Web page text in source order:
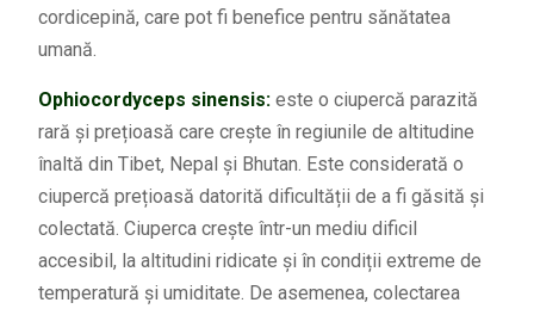
cordicepină, care pot fi benefice pentru sănătatea
umană.
Ophiocordyceps sinensis: este o ciupercă parazită
rară și prețioasă care crește în regiunile de altitudine
înaltă din Tibet, Nepal și Bhutan. Este considerată o
ciupercă prețioasă datorită dificultății de a fi găsită și
colectată. Ciuperca crește într-un mediu dificil
accesibil, la altitudini ridicate și în condiții extreme de
temperatură și umiditate. De asemenea, colectarea